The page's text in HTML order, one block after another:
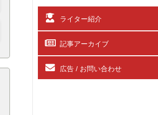
ライター紹介
記事アーカイブ
広告 / お問い合わせ